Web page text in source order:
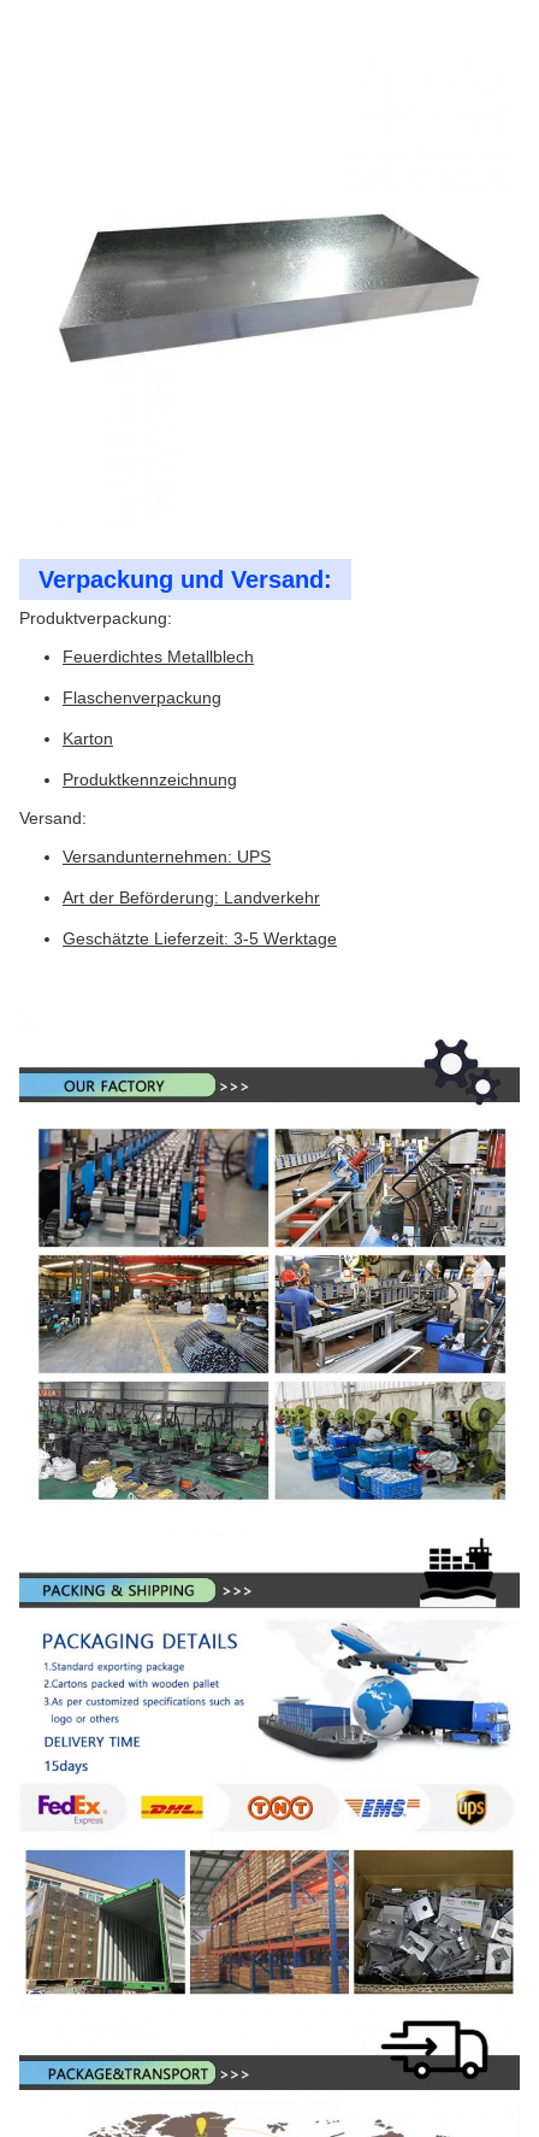
Verpackung und Versand:
Produktverpackung:
Feuerdichtes Metallblech
Flaschenverpackung
Karton
Produktkennzeichnung
Versand:
Versandunternehmen: UPS
Art der Beförderung: Landverkehr
Geschätzte Lieferzeit: 3-5 Werktage